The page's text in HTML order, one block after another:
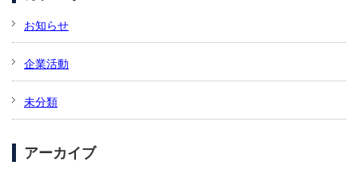
お知らせ
企業活動
未分類
アーカイブ